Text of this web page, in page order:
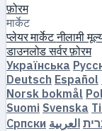
फ़ोरम
मार्केट
प्लेयर मार्केटनीलामी
डाउनलोडसर्वरफ़ोरम
Українська
Deutsch Español
Norsk bokmål
Suomi Svenska
Српски العربية